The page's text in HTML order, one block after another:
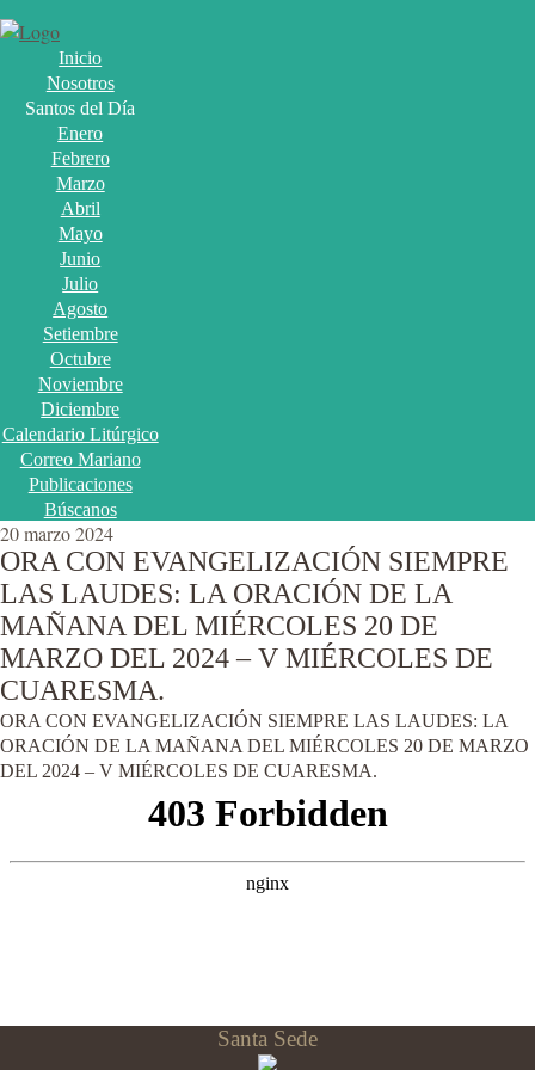
Inicio
Nosotros
Santos del Día
Enero
Febrero
Marzo
Abril
Mayo
Junio
Julio
Agosto
Setiembre
Octubre
Noviembre
Diciembre
Calendario Litúrgico
Correo Mariano
Publicaciones
Búscanos
20 marzo 2024
ORA CON EVANGELIZACIÓN SIEMPRE
LAS LAUDES: LA ORACIÓN DE LA
MAÑANA DEL MIÉRCOLES 20 DE
MARZO DEL 2024 – V MIÉRCOLES DE
CUARESMA.
ORA CON EVANGELIZACIÓN SIEMPRE LAS LAUDES: LA
ORACIÓN DE LA MAÑANA DEL MIÉRCOLES 20 DE MARZO
DEL 2024 – V MIÉRCOLES DE CUARESMA.
Santa Sede